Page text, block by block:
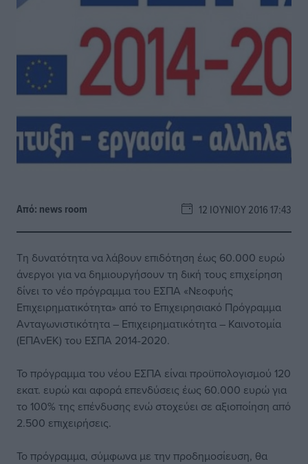
Από: news room 12 ΙΟΥΝΊΟΥ 2016 17:43
Τη δυνατότητα να λάβουν επιδότηση έως 60.000 ευρώ
άνεργοι για να δημιουργήσουν τη δική τους επιχείρηση
δίνει το νέο πρόγραμμα του ΕΣΠΑ «Νεοφυής
Επιχειρηματικότητα» από το Επιχειρησιακό Πρόγραμμα
Ανταγωνιστικότητα – Επιχειρηματικότητα – Καινοτομία
(ΕΠΑνΕΚ) του ΕΣΠΑ 2014-2020.
Το πρόγραμμα του νέου ΕΣΠΑ είναι προϋπολογισμού 120
εκατ. ευρώ και αφορά επενδύσεις έως 60.000 ευρώ για
το 100% της επένδυσης ενώ στοχεύει σε αξιοποίηση από
2.500 επιχειρήσεις.
Το πρόγραμμα, σύμφωνα με την προδημοσίευση, θα